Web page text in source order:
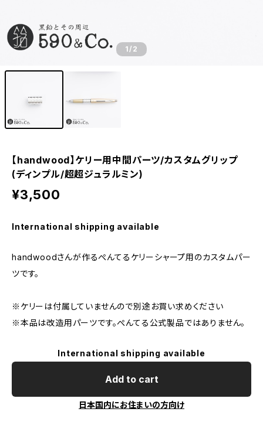
1/2
【handwood】ケリー用中間パーツ/カスタムグリップ
(ディンプル/超超ジュラルミン)
¥3,500
International shipping available
handwoodさんが作るぺんてるケリーシャープ用のカスタムパー
ツです。
※ケリーは付属していませんので別途お買い求めください
※本品は改造用パーツです。ぺんてる公式製品ではありません。
International shipping available
Add to cart
日本国内にお住まいの方向け